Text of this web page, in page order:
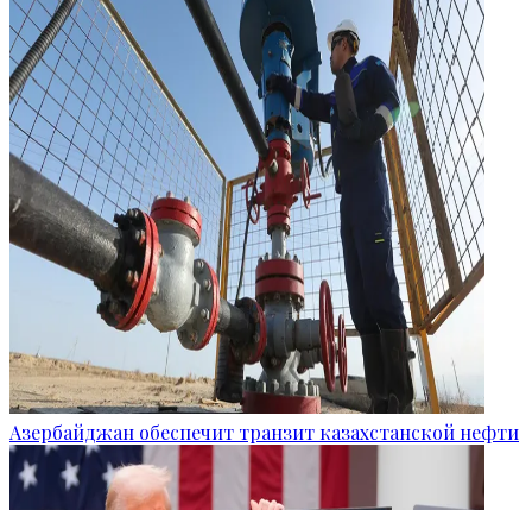
Азербайджан обеспечит транзит казахстанской нефти